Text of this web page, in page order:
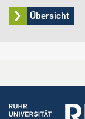
Übersicht